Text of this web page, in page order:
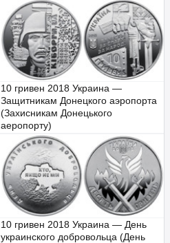
10 гривен 2018 Украина —
Защитникам Донецкого аэропорта
(Захисникам Донецького
аеропорту)
10 гривен 2018 Украина — День
украинского добровольца (День